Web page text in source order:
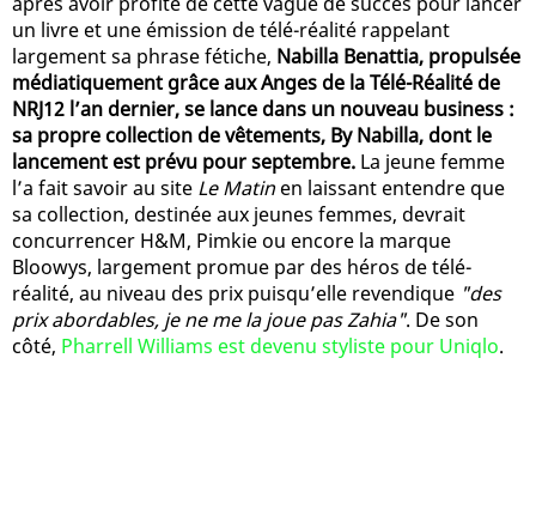
un livre et une émission de télé-réalité rappelant
largement sa phrase fétiche, Nabilla Benattia, propulsée
médiatiquement grâce aux Anges de la Télé-Réalité de
NRJ12 l’an dernier, se lance dans un nouveau business :
sa propre collection de vêtements, By Nabilla, dont le
lancement est prévu pour septembre. La jeune femme
l’a fait savoir au site Le Matinen laissant entendre que
sa collection, destinée aux jeunes femmes, devrait
concurrencer H&M, Pimkie ou encore la marque
Bloowys, largement promue par des héros de télé-
réalité, au niveau des prix puisqu’elle revendique "des
prix abordables, je ne me la joue pas Zahia". De son
côté, Pharrell Williams est devenu styliste pour Uniqlo.